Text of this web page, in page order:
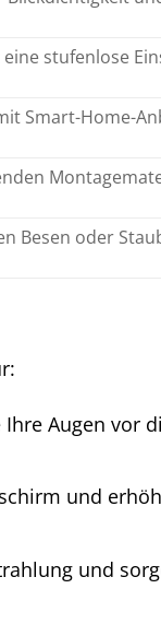
stufenlose
Smart-Home-
Besen oder
Ihre Augen vor
und
und